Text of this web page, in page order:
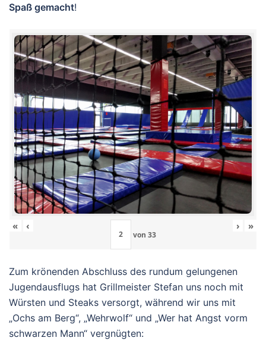
Spaß gemacht!
« ‹
von 33
› »
Zum krönenden Abschluss des rundum gelungenen
Jugendausflugs hat Grillmeister Stefan uns noch mit
Würsten und Steaks versorgt, während wir uns mit
„Ochs am Berg“, „Wehrwolf“ und „Wer hat Angst vorm
schwarzen Mann“ vergnügten: